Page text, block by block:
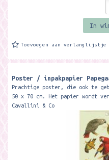
In
Toevoegen aan verlanglijstje
Poster / inpakpapier
Prachtige poster, die ook te
50 x 70 cm. Het papier wordt
Cavallini & Co